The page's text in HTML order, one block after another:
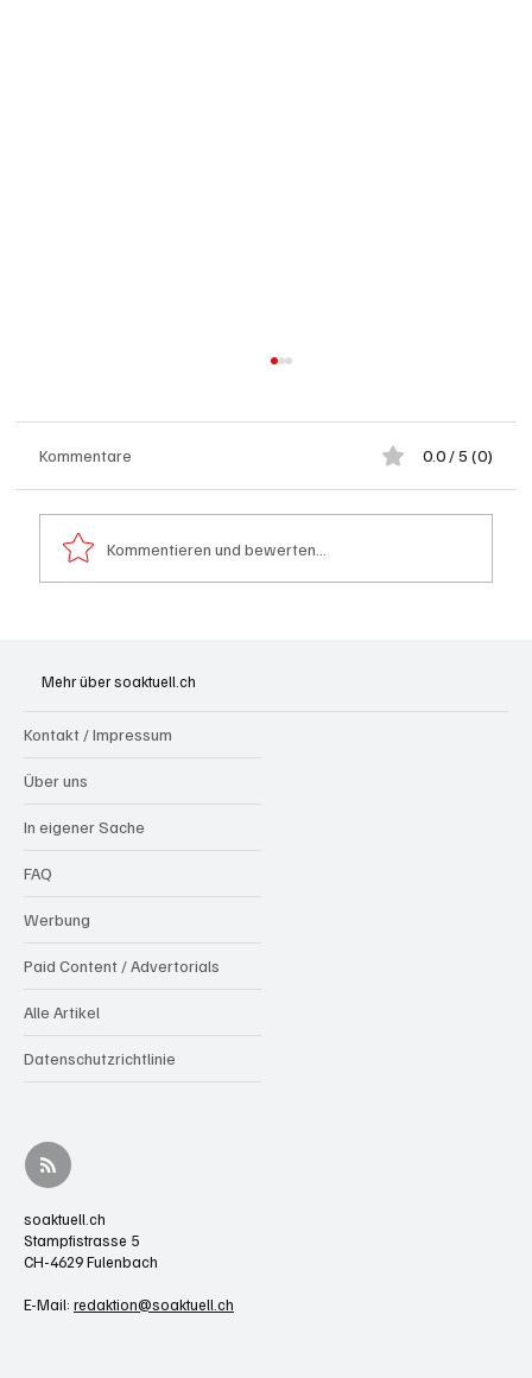
Kommentare 0.0 / 5 (0)
Kommentieren und bewerten...
Mehr über soaktuell.ch
Kontakt / Impressum
Über uns
In eigener Sache
FAQ
Werbung
Paid Content / Advertorials
Alle Artikel
Datenschutzrichtlinie
soaktuell.ch
Stampfistrasse 5
CH-4629 Fulenbach
E-Mail: redaktion@soaktuell.ch